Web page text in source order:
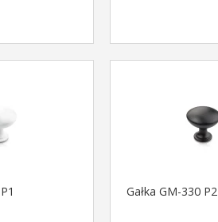
Gałka GM-330 P2